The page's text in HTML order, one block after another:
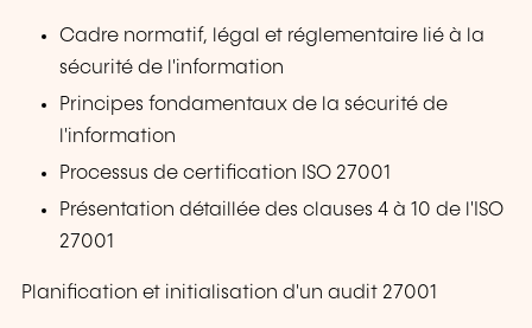
Cadre normatif, légal et réglementaire lié à la
sécurité de l'information
Principes fondamentaux de la sécurité de
l'information
Processus de certification ISO 27001
Présentation détaillée des clauses 4 à 10 de l'ISO
27001
Planification et initialisation d'un audit 27001